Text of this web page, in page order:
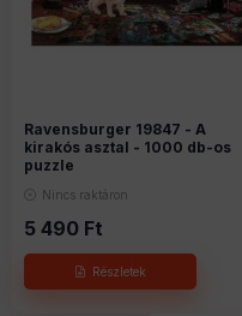
Ravensburger 19847 - A
kirakós asztal - 1000 db-os
puzzle
Nincs raktáron
5 490 Ft